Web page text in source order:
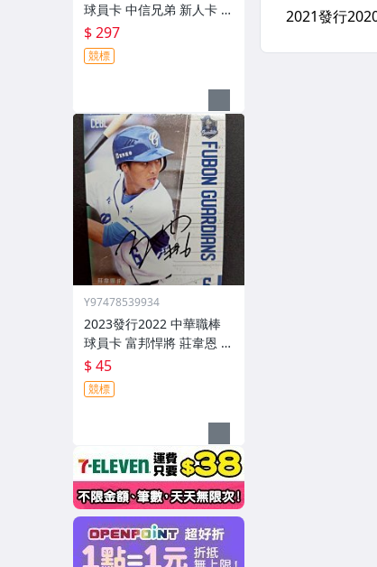
球員卡 中信兄弟 新人卡 林
志綱 親筆簽名卡 RC35
$ 297
競標
Y97478539934
2023發行2022 中華職棒
球員卡 富邦悍將 莊韋恩 葉
子霆 親筆簽名卡 291
$ 45
競標